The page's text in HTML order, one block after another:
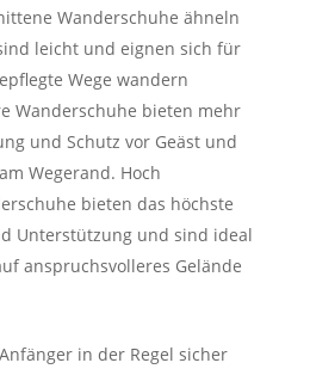
Wanderschuhe ähneln
leicht und eignen sich für
Wege wandern
Wanderschuhe bieten mehr
und Schutz vor Geäst und
Wegerand. Hoch
bieten das höchste
Unterstützung und sind ideal
anspruchsvolleres Gelände
in der Regel sicher